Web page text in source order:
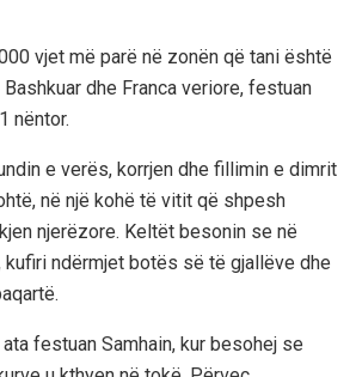
vjet më parë në zonën që tani është
dhe Franca veriore, festuan
nëntor.
e verës, korrjen dhe fillimin e dimrit
në një kohë të vitit që shpesh
njerëzore. Keltët besonin se në
kufiri ndërmjet botës së të gjallëve dhe
festuan Samhain, kur besohej se